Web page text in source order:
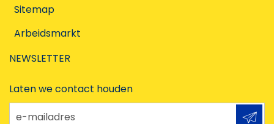
Sitemap
Arbeidsmarkt
NEWSLETTER
Laten we contact houden
e-mailadres